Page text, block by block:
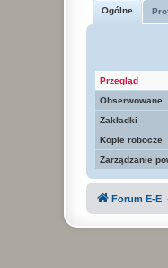
Ogólne
Przegląd
Obserwowane
Zakładki
Kopie robocze
Zarządzanie
Forum E-E